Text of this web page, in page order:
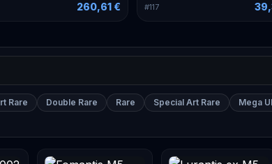
260,61 € #117
Rare Double Rare Rare Special Art Rare Mega